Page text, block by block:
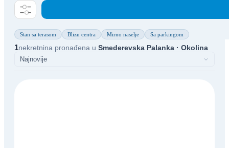
Stan sa terasom Blizu centra Mirno naselje Sa parkingom
1nekretnina pronađena u Smederevska Palanka · Okolina